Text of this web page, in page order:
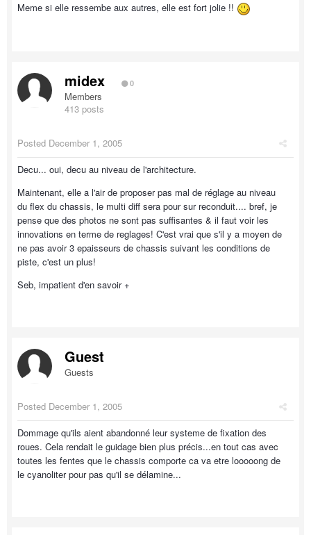
Meme si elle ressembe aux autres, elle est fort jolie !!
midex 0
Members
413 posts
Posted December 1, 2005
Decu... oui, decu au niveau de l'architecture.
Maintenant, elle a l'air de proposer pas mal de réglage au niveau
du flex du chassis, le multi diff sera pour sur reconduit.... bref, je
pense que des photos ne sont pas suffisantes & il faut voir les
innovations en terme de reglages! C'est vrai que s'il y a moyen de
ne pas avoir 3 epaisseurs de chassis suivant les conditions de
piste, c'est un plus!
Seb, impatient d'en savoir +
Guest
Guests
Posted December 1, 2005
Dommage qu'ils aient abandonné leur systeme de fixation des
roues. Cela rendait le guidage bien plus précis...en tout cas avec
toutes les fentes que le chassis comporte ca va etre looooong de
le cyanoliter pour pas qu'il se délamine...